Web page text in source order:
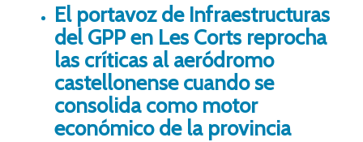
El portavoz de Infraestructuras
del GPP en Les Corts reprocha
las críticas al aeródromo
castellonense cuando se
consolida como motor
económico de la provincia